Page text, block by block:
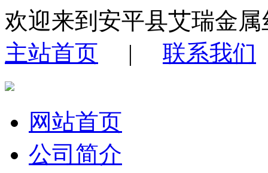
欢迎来到安平县艾瑞金
主站首页 | 联系我们
网站首页
公司简介